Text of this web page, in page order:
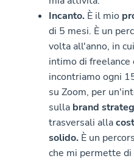
Incanto. È il mio
di 5 mesi. È un
volta all'anno, in
intimo di freelance
incontriamo ogni
su Zoom, per
sulla brand
trasversali alla
solido. È un
che mi permette di